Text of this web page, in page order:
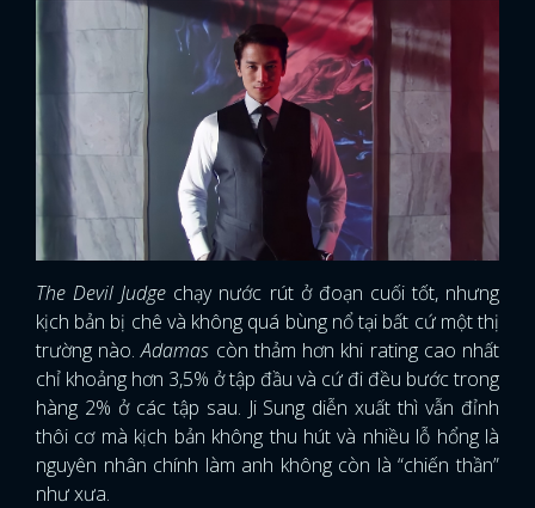
The Devil Judge chạy nước rút ở đoạn cuối tốt, nhưng
kịch bản bị chê và không quá bùng nổ tại bất cứ một thị
trường nào.Adamas còn thảm hơn khi rating cao nhất
chỉ khoảng hơn 3,5% ở tập đầu và cứ đi đều bước trong
hàng 2% ở các tập sau. Ji Sung diễn xuất thì vẫn đỉnh
thôi cơ mà kịch bản không thu hút và nhiều lỗ hổng là
nguyên nhân chính làm anh không còn là “chiến thần”
như xưa.